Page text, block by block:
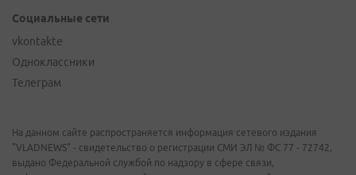
Социальные сети
vkontakte
Одноклассники
Телеграм
На данном сайте распространяется информация сетевого издания
"VLADNEWS" - свидетельство о регистрации СМИ ЭЛ № ФС 77 - 72742,
выдано Федеральной службой по надзору в сфере связи,